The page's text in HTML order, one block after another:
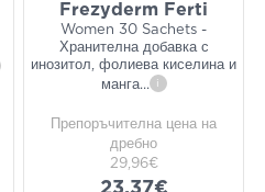
Frezyderm Ferti
Women 30 Sachets -
Хранителна добавка с
инозитол, фолиева киселина и
манга... i
Препоръчителна цена на
дребно
29,96€